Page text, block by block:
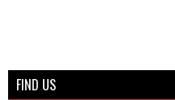
FIND US